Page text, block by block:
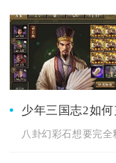
少年三国志2如何